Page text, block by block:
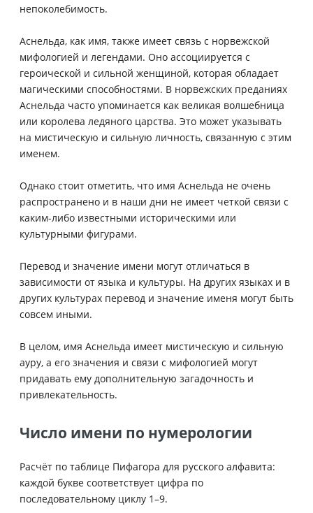
непоколебимость.
Аснельда, как имя, также имеет связь с норвежской
мифологией и легендами. Оно ассоциируется с
героической и сильной женщиной, которая обладает
магическими способностями. В норвежских преданиях
Аснельда часто упоминается как великая волшебница
или королева ледяного царства. Это может указывать
на мистическую и сильную личность, связанную с этим
именем.
Однако стоит отметить, что имя Аснельда не очень
распространено и в наши дни не имеет четкой связи с
каким-либо известными историческими или
культурными фигурами.
Перевод и значение имени могут отличаться в
зависимости от языка и культуры. На других языках и в
других культурах перевод и значение именя могут быть
совсем иными.
В целом, имя Аснельда имеет мистическую и сильную
ауру, а его значения и связи с мифологией могут
придавать ему дополнительную загадочность и
привлекательность.
Число имени по нумерологии
Расчёт по таблице Пифагора для русского алфавита:
каждой букве соответствует цифра по
последовательному циклу 1–9.